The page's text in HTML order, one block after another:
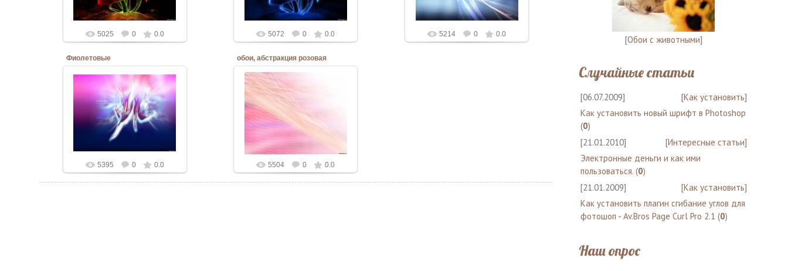
5025 0 0.0 5072 0 0.0 5214 0 0.0
Фиолетовые
06.03.2010
Admin
5395 0 0.0
обои, абстракция розовая
06.03.2010
Admin
5504 0 0.0
[Обои с животными]
Случайные статьи
[06.07.2009] [Как установить]
Как установить новый шрифт в Photoshop
(0)
[21.01.2010]
[Интересные статьи]
Электронные деньги и как ими
пользоваться. (0)
[21.01.2009]
[Как установить]
Как установить плагин сгибание углов для
фотошоп - Av.Bros Page Curl Pro 2.1 (0)
Наш опрос